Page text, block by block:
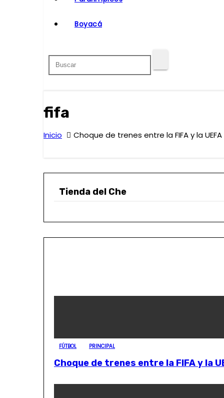
Boyacá
fifa
Inicio Choque de trenes entre la FIFA y la UEFA
Tienda del Che
FÚTBOL PRINCIPAL
Choque de trenes entre la FIFA y la